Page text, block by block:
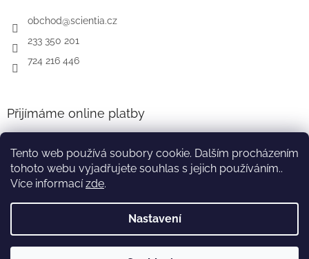
Tento web používá soubory cookie. Dalším procházením
tohoto webu vyjadřujete souhlas s jejich používáním..
Více informacízde.
Nastavení
obchod@scientia.cz
233 350 201
724 216 446
Přijímáme online platby